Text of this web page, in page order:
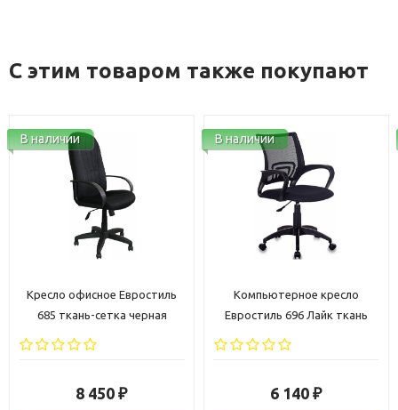
С этим товаром также покупают
В наличии
Кресло офисное Евростиль
685 ткань-сетка черная
8 450 ₽
В наличии
Компьютерное кресло
Евростиль 696 Лайк ткань
черная
6 140 ₽